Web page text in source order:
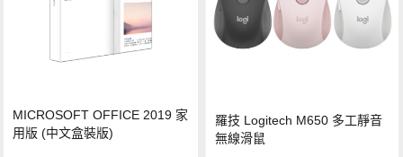
MICROSOFT OFFICE 2019 家
用版 (中文盒裝版)
羅技 Logitech M650 多工靜音
無線滑鼠